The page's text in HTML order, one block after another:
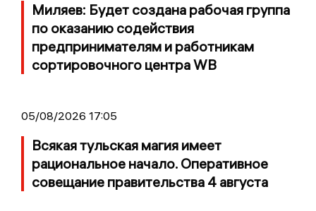
Миляев: Будет создана рабочая группа
по оказанию содействия
предпринимателям и работникам
сортировочного центра WB
05/08/2026 17:05
Всякая тульская магия имеет
рациональное начало. Оперативное
совещание правительства 4 августа